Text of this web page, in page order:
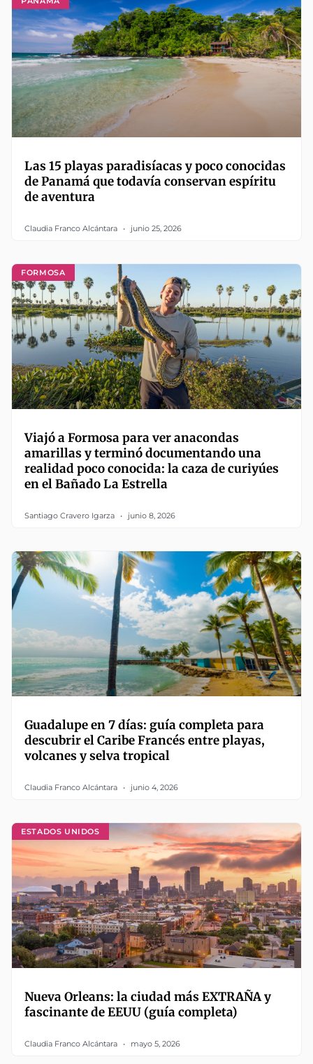
Las 15 playas paradisíacas y poco conocidas
de Panamá que todavía conservan espíritu
de aventura
Claudia Franco Alcántara junio 25, 2026
FORMOSA
Viajó a Formosa para ver anacondas
amarillas y terminó documentando una
realidad poco conocida: la caza de curiyúes
en el Bañado La Estrella
Santiago Cravero Igarza junio 8, 2026
Guadalupe en 7 días: guía completa para
descubrir el Caribe Francés entre playas,
volcanes y selva tropical
Claudia Franco Alcántara junio 4, 2026
ESTADOS UNIDOS
Nueva Orleans: la ciudad más EXTRAÑA y
fascinante de EEUU (guía completa)
Claudia Franco Alcántara mayo 5, 2026